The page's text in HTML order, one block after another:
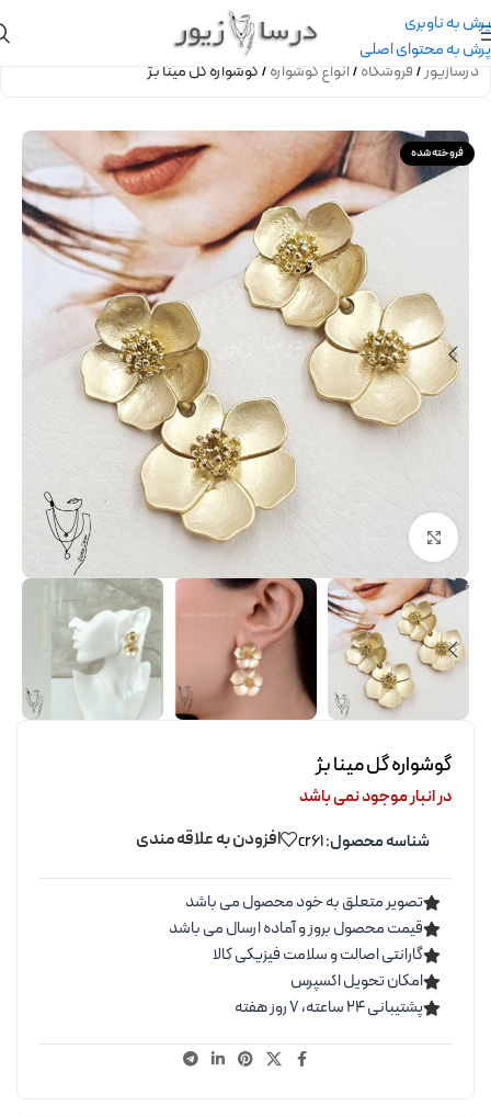
پرش به ناوبری
پرش به محتوای اصلی
درسازیور/فروشگاه/انواع گوشواره/گوشواره گل مینا بژ
فروخته شده
برای بزرگنمایی کلیک کنید
گوشواره گل مینا بژ
در انبار موجود نمی باشد
شناسه محصول:cr61 افزودن به علاقه مندی
تصویر متعلق به خود محصول می باشد
قیمت محصول بروز و آماده ارسال می باشد
گارانتی اصالت و سلامت فیزیکی کالا
امکان تحویل اکسپرس
پشتیبانی ۲۴ ساعته، ۷ روز هفته